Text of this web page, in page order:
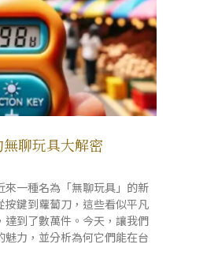
聊玩具大解密
一種名為「無聊玩具」的新
鍵到蘿蔔刀，這些看似平凡
到了數萬件。今天，讓我們
力，並分析為何它們能在台